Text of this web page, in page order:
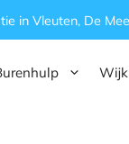
in Vleuten, De